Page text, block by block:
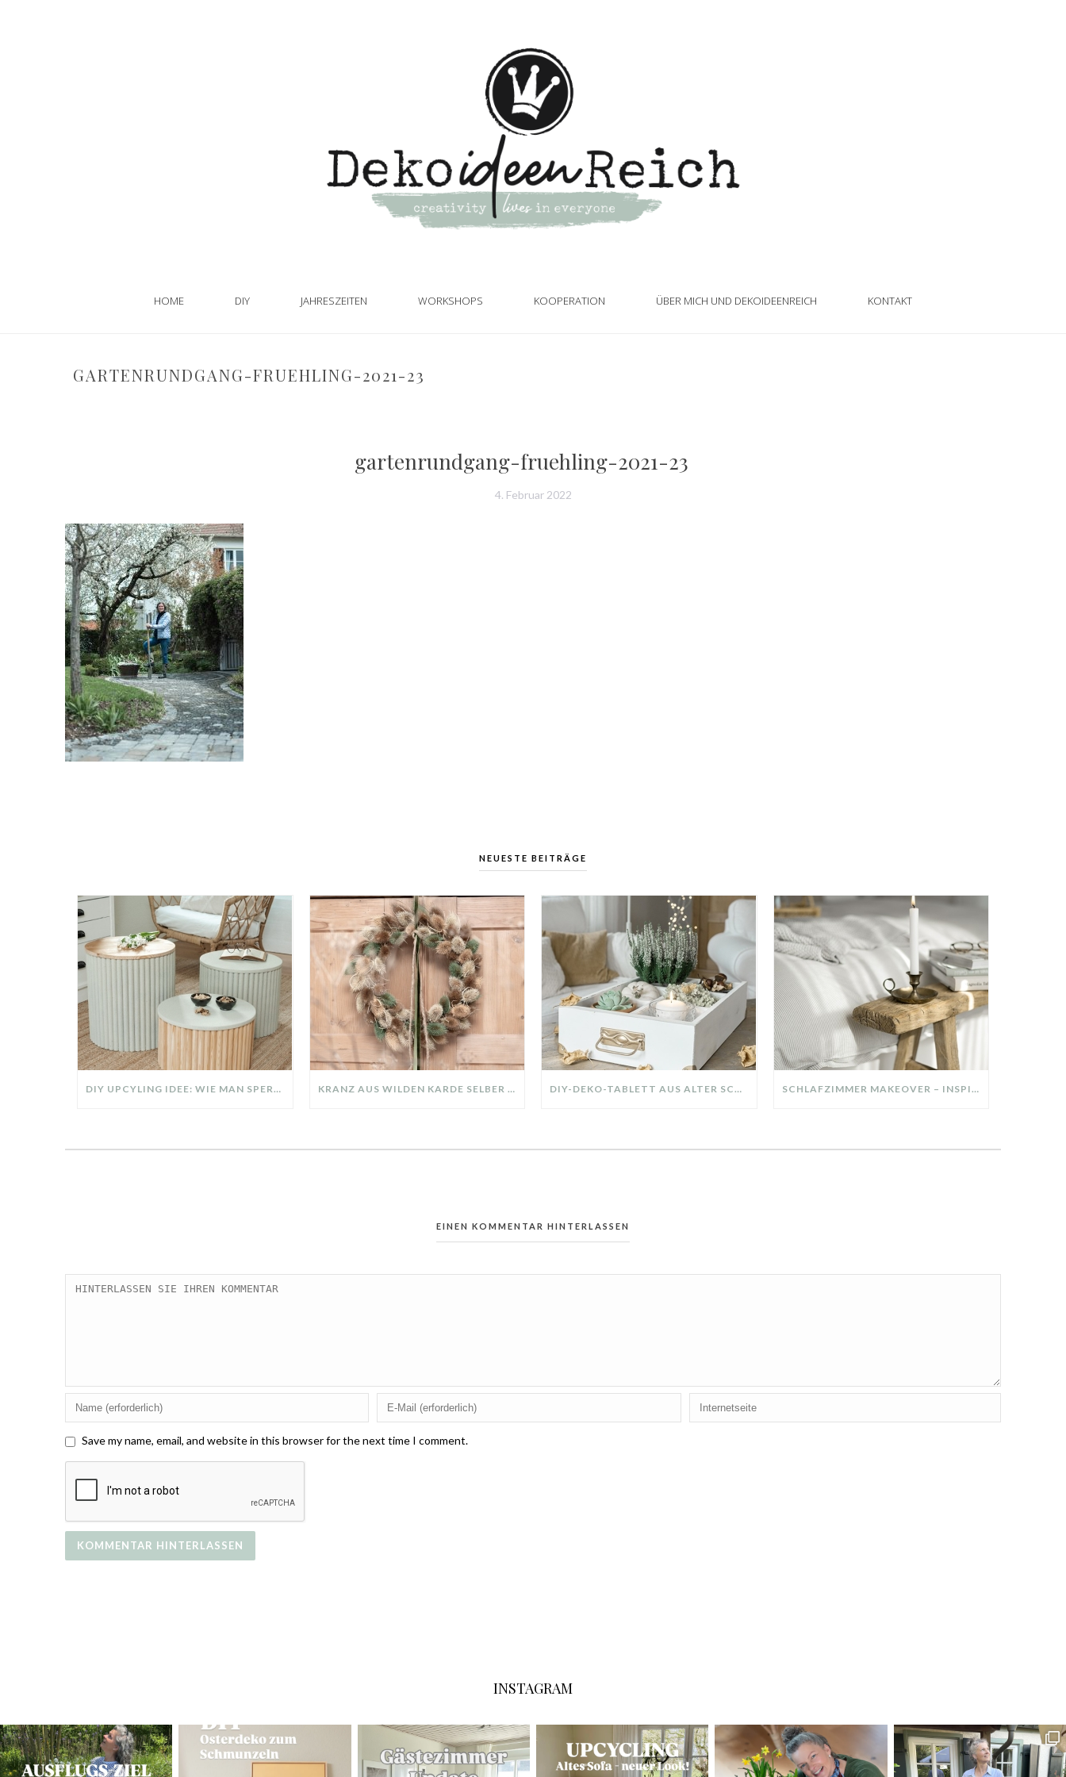
HOME DIY JAHRESZEITEN WORKSHOPS KOOPERATION ÜBER MICH UND DEKOIDEENREICH KONTAKT
GARTENRUNDGANG-FRUEHLING-2021-23
gartenrundgang-fruehling-2021-23
4. Februar 2022
NEUESTE BEITRÄGE
DIY UPCYLING IDEE: WIE MAN SPERRMÜLL IN EIN DESIGNER TEIL VERWANDELT KRANZ AUS WILDEN KARDE SELBER MACHEN: HERBSTDEKO GANZ EINFACH DIY-DEKO-TABLETT AUS ALTER SCHUBLADE – NACHHALTIGE HERBSTDEKO SELBER MACHEN! SCHLAFZIMMER MAKEOVER – INSPIRATION FÜR DEIN SCHLAFZIMMER: AUS ALT MACH NEU – HELL, GEMÜTLICH UND EINLADEND
EINEN KOMMENTAR HINTERLASSEN
Save my name, email, and website in this browser for the next time I comment.
INSTAGRAM